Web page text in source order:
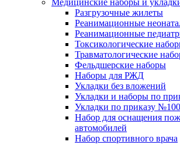
Медицинские наборы и
Разгрузочные жилеты
Реанимационные
Реанимационные
Токсикологические
Травматологические
Фельдшерские наборы
Наборы для РЖД
Укладки без вложений
Укладки и наборы по
Укладки по приказу
Набор для оснащения
автомобилей
Набор спортивного врача